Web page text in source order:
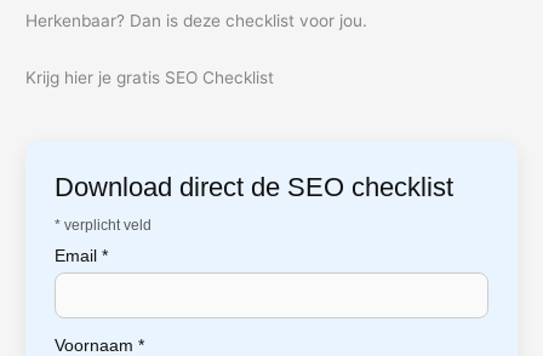
Herkenbaar? Dan is deze checklist voor jou.
Krijg hier je gratis SEO Checklist
Download direct de SEO checklist
* verplicht veld
Email*
Voornaam*